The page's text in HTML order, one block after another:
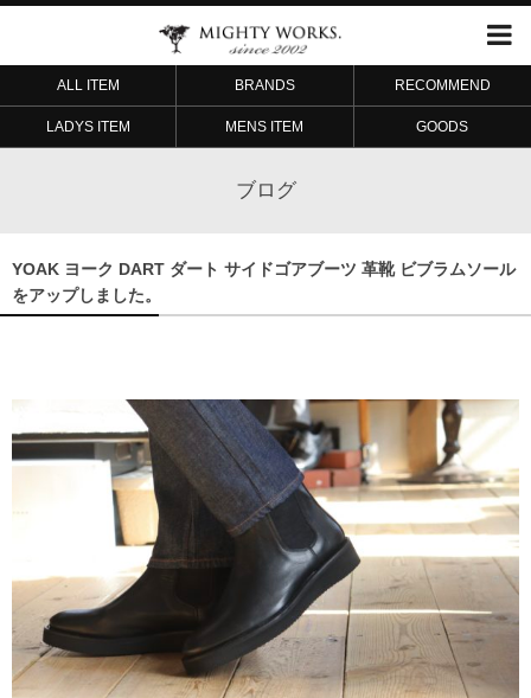
ALL ITEM BRANDS RECOMMEND
LADYS ITEM MENS ITEM GOODS
ブログ
YOAK ヨーク DART ダート サイドゴアブーツ 革靴 ビブラムソール
をアップしました。